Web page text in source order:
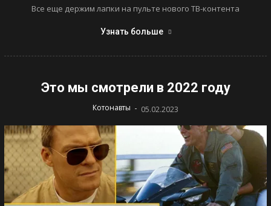
Все еще держим лапки на пульте нового ТВ-контента
Узнать больше
Это мы смотрели в 2022 году
Котонавты - 05.02.2023